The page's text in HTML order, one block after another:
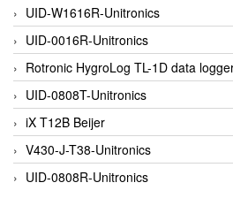
DOLD - Autho ANS
Dold Vietnam
Dongdo Tech
Donghwa Valve
Dongkun
Dosing Pump
DR. NEUMANN Peltier-Technik
UID-W1616R-Unitronics
UID-0016R-Unitronics
Rotronic HygroLog TL-1D data
UID-0808T-Unitronics
iX T12B Beijer
V430-J-T38-Unitronics
UID-0808R-Unitronics